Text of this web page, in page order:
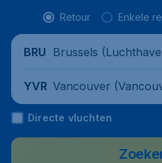
Retour Enkele
BRU Brussels
YVR Vancouver
port), Canada
Directe vluchten